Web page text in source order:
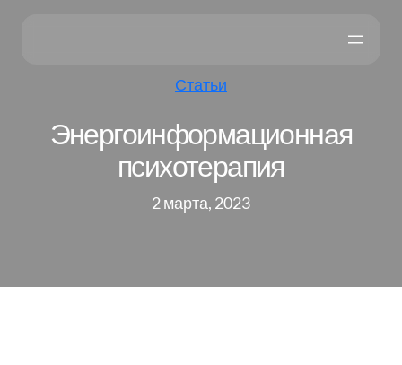
Статьи
Энергоинформационная
психотерапия
2 марта, 2023